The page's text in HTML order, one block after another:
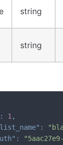
string
string
: 1,
:
: